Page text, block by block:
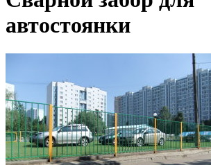
автостоянки